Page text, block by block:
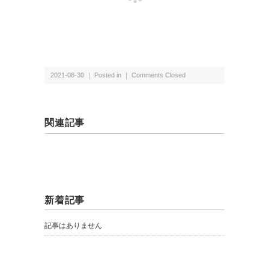
2021-08-30 ｜ Posted in ｜ Comments Closed
関連記事
新着記事
記事はありません